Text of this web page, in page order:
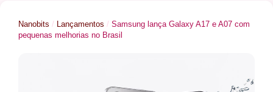
Nanobits / Lançamentos / Samsung lança Galaxy A17 e A07 com
pequenas melhorias no Brasil